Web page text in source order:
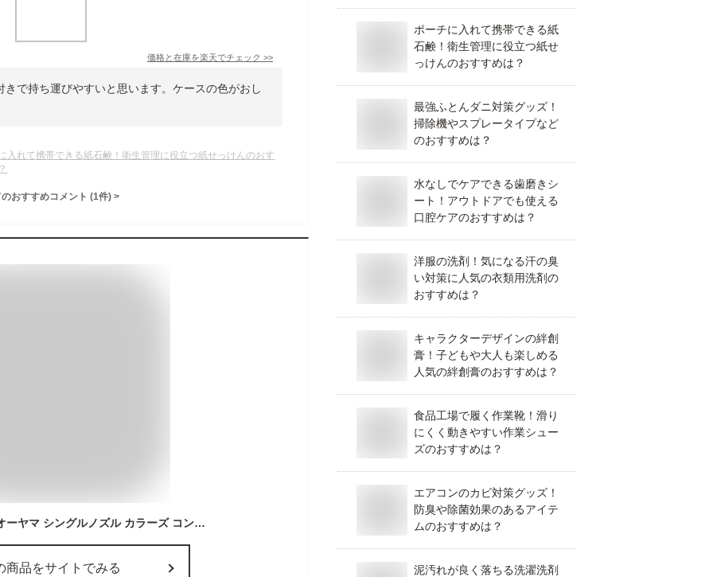
価格と在庫を楽天でチェック >>
で持ち運びやすいと思います。ケースの色がおし
入れて携帯できる紙石鹸！衛生管理に役立つ紙せっけんのおす
おすすめコメント (1件) >
布団乾燥機 アイリスオーヤマ シングルノズル カラーズ コンパクト ダニ退治 花粉対策 花粉 シングル ふとん乾燥機 カラリエ ダニ 乾燥機 ダニ対策 乾燥 靴乾燥 シューズドライヤー 梅雨 グリーン 緑 FK-RC3
商品をサイトでみる
ポーチに入れて携帯できる紙
石鹸！衛生管理に役立つ紙せ
っけんのおすすめは？
最強ふとんダニ対策グッズ！
掃除機やスプレータイプなど
のおすすめは？
水なしでケアできる歯磨きシ
ート！アウトドアでも使える
口腔ケアのおすすめは？
洋服の洗剤！気になる汗の臭
い対策に人気の衣類用洗剤の
おすすめは？
キャラクターデザインの絆創
膏！子どもや大人も楽しめる
人気の絆創膏のおすすめは？
食品工場で履く作業靴！滑り
にくく動きやすい作業シュー
ズのおすすめは？
エアコンのカビ対策グッズ！
防臭や除菌効果のあるアイテ
ムのおすすめは？
泥汚れが良く落ちる洗濯洗剤